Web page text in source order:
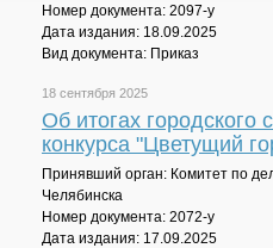
Номер документа: 2097-у
Дата издания: 18.09.2025
Вид документа: Приказ
18 сентября 2025
Об итогах городского
конкурса "Цветущий
Принявший орган: Комитет по
Челябинска
Номер документа: 2072-у
Дата издания: 17.09.2025